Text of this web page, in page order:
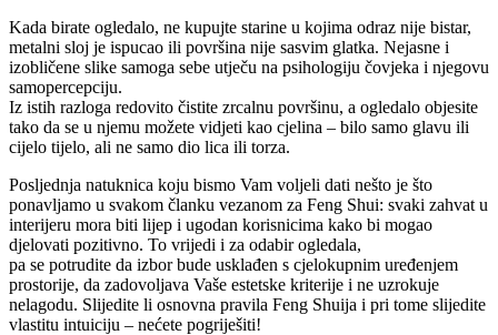
Kada birate ogledalo, ne kupujte starine u kojima odraz nije bistar,
metalni sloj je ispucao ili površina nije sasvim glatka. Nejasne i
izobličene slike samoga sebe utječu na psihologiju čovjeka i njegovu
samopercepciju.
Iz istih razloga redovito čistite zrcalnu površinu, a ogledalo objesite
tako da se u njemu možete vidjeti kao cjelina – bilo samo glavu ili
cijelo tijelo, ali ne samo dio lica ili torza.
Posljednja natuknica koju bismo Vam voljeli dati nešto je što
ponavljamo u svakom članku vezanom za Feng Shui: svaki zahvat u
interijeru mora biti lijep i ugodan korisnicima kako bi mogao
djelovati pozitivno. To vrijedi i za odabir ogledala,
pa se potrudite da izbor bude usklađen s cjelokupnim uređenjem
prostorije, da zadovoljava Vaše estetske kriterije i ne uzrokuje
nelagodu. Slijedite li osnovna pravila Feng Shuija i pri tome slijedite
vlastitu intuiciju – nećete pogriješiti!